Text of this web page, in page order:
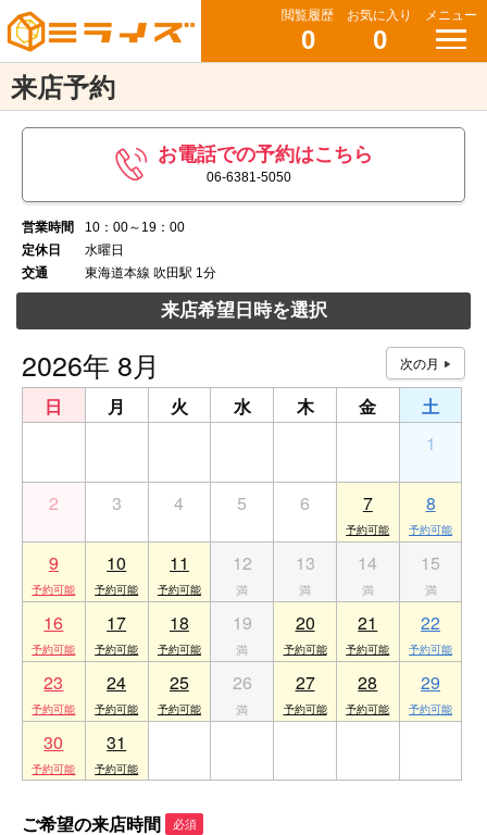
閲覧履歴
0
お気に入り
0
メニュー
来店予約
お電話での予約はこちら
06-6381-5050
営業時間
10：00～19：00
定休日
水曜日
交通
東海道本線 吹田駅 1分
来店希望日時を選択
2026年 8月
日 月 火 水 木 金
土
1
2 3 4 5 6 7 8
9 10 11 12 13 14 15
16 17 18 19 20 21 22
23 24 25 26 27 28 29
30 31
ご希望の来店時間 必須